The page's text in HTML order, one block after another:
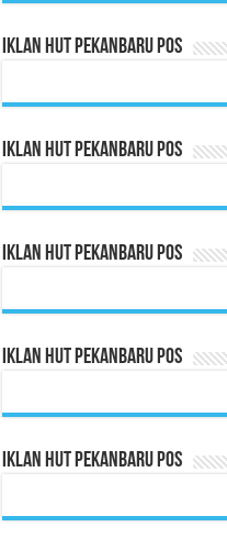
Iklan HUT Pekanbaru Pos
Iklan HUT Pekanbaru Pos
Iklan HUT Pekanbaru Pos
Iklan HUT Pekanbaru Pos
Iklan HUT Pekanbaru Pos